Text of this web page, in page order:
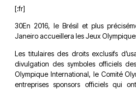
[:fr]
30En 2016, le Brésil et plus
Janeiro accueillera les Jeux
Les titulaires des droits exclusifs
divulgation des symboles officiels
Olympique International, le Comité
entreprises sponsors officiels qui